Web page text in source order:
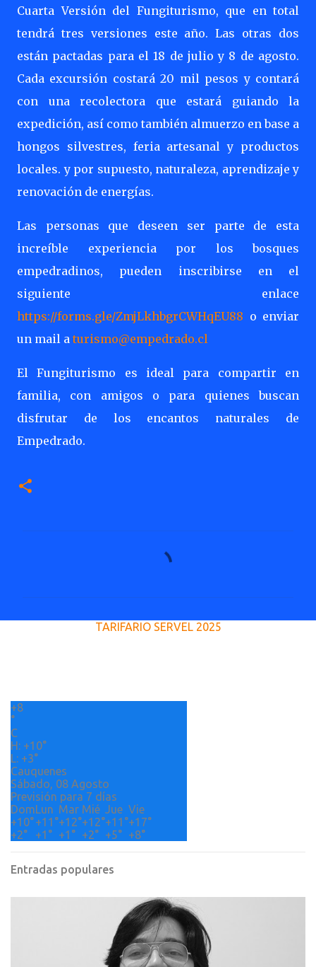
Cuarta Versión del Fungiturismo, que en total
tendrá tres versiones este año. Las otras dos
están pactadas para el 18 de julio y 8 de agosto.
Cada excursión costará 20 mil pesos y contará
con una recolectora que estará guiando la
expedición, así como también almuerzo en base a
hongos silvestres, feria artesanal y productos
locales. y por supuesto, naturaleza, aprendizaje y
renovación de energías.
Las personas que deseen ser parte de esta
increíble experiencia por los bosques
empedradinos, pueden inscribirse en el
siguiente enlace
https://forms.gle/ZmjLkhbgrCWHqEU88 o enviar
un mail aturismo@empedrado.cl
El Fungiturismo es ideal para compartir en
familia, con amigos o para quienes buscan
disfrutar de los encantos naturales de
Empedrado.
i
s
TARIFARIO SERVEL 2025
+8
°
C
H: +10°
L: +3°
Cauquenes
Sábado, 08 Agosto
Previsión para 7 días
DomLun Mar Mié Jue Vie
+10°+11°+12°+12°+11°+17°
+2° +1° +1° +2° +5° +8°
Entradas populares